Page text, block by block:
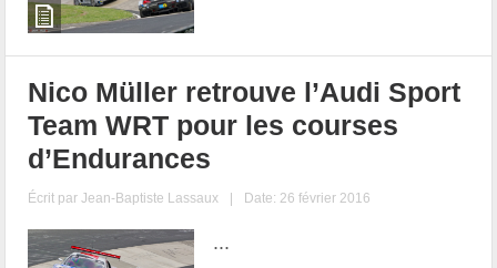
Nico Müller retrouve l’Audi Sport
Team WRT pour les courses
d’Endurances
Écrit parJean-Baptiste Lassaux | Date: 26 février 2016
...